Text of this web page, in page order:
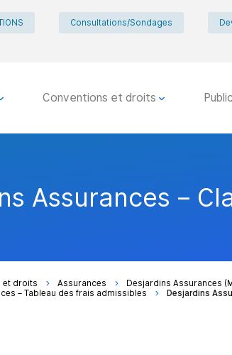
Consultations/Sondages
Conventions et droits
Assurances –
et droits Assurances Desjardins Assurances
– Tableau des frais admissibles
Desjardins